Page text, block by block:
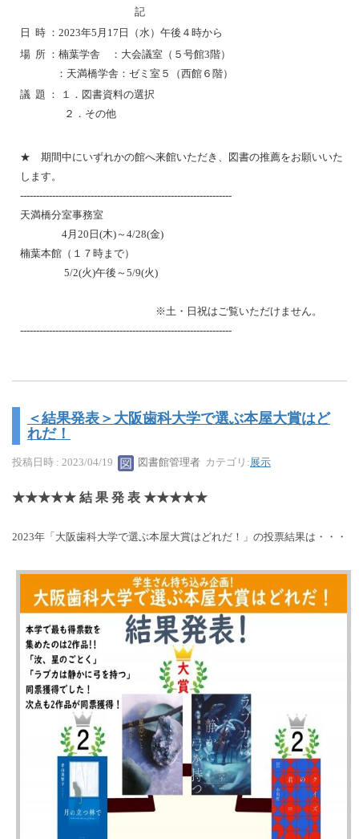
記
日 時 ：2023年5月17日（水）午後４時から
場 所 ：楠葉学舎 ：大会議室（５号館3階）
：天満橋学舎：ゼミ室５（西館６階）
議 題 ： １．図書資料の選択
２．その他
★ 期間中にいずれかの館へ来館いただき、図書の推薦をお願いいた
します。
------------------------------------------------------------------
天満橋分室事務室
4月20日(木)～4/28(金)
楠葉本館（１７時まで）
5/2(火)午後～5/9(火)
※土・日祝はご覧いただけません。
------------------------------------------------------------------
＜結果発表＞大阪歯科大学で選ぶ本屋大賞はど
れだ！
投稿日時 : 2023/04/19 図書館管理者 カテゴリ:展示
★★★★★ 結 果 発 表 ★★★★★
2023年「大阪歯科大学で選ぶ本屋大賞はどれだ！」の投票結果は・・・